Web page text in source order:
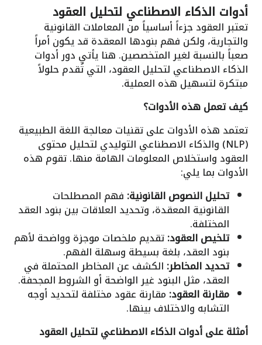
أدوات الذكاء الاصطناعي لتحليل العقود
تعتبر العقود جزءاً أساسياً من المعاملات القانونية
والتجارية، ولكن فهم بنودها المعقدة قد يكون أمراً
صعباً بالنسبة لغير المتخصصين. هنا يأتي دور أدوات
الذكاء الاصطناعي لتحليل العقود، التي تُقدم حلولاً
مبتكرة لتسهيل هذه العملية.
كيف تعمل هذه الأدوات؟
تعتمد هذه الأدوات على تقنيات معالجة اللغة الطبيعية
(NLP) والذكاء الاصطناعي التوليدي لتحليل محتوى
العقود واستخلاص المعلومات الهامة منها. تقوم هذه
الأدوات بما يلي:
تحليل النصوص القانونية: فهم المصطلحات
القانونية المعقدة، وتحديد العلاقات بين بنود العقد
المختلفة.
تلخيص العقود:تقديم ملخصات موجزة وواضحة لأهم
بنود العقد، بلغة بسيطة وسهلة الفهم.
تحديد المخاطر: الكشف عن المخاطر المحتملة في
العقد، مثل البنود غير الواضحة أو الشروط المجحفة.
مقارنة العقود: مقارنة عقود مختلفة لتحديد أوجه
التشابه والاختلاف بينها.
أمثلة على أدوات الذكاء الاصطناعي لتحليل العقود